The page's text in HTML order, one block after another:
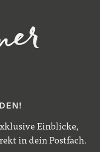
Einblicke,
in dein Postfach.